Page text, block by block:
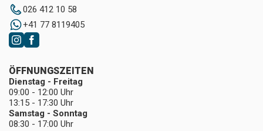
026 412 10 58
+41 77 8119405
ÖFFNUNGSZEITEN
Dienstag - Freitag
09:00 - 12:00 Uhr
13:15 - 17:30 Uhr
Samstag - Sonntag
08:30 - 17:00 Uhr